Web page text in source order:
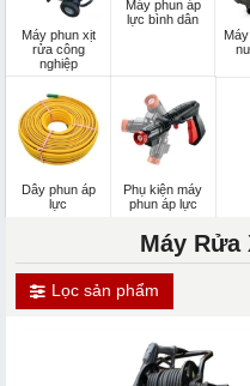
Máy phun xịt
rửa công
nghiệp
Máy phun áp
lực bình dân
Dây phun áp
lực
Phụ kiện máy
phun áp lực
Máy Rửa
Lọc sản phẩm